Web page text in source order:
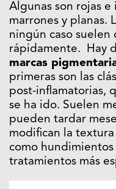
Algunas son rojas e
marrones y planas.
ningún caso suelen
rápidamente. Hay
marcas
primeras son las
post-inflamatorias,
se ha ido. Suelen
pueden tardar
modifican la
como
tratamientos más